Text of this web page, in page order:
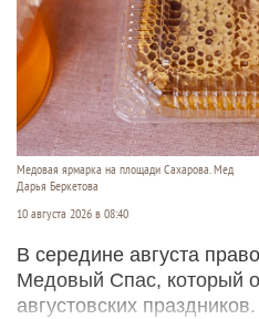
Медовая ярмарка на площади Сахарова. Мед
Дарья Беркетова
10 августа 2026 в 08:40
В середине августа
Медовый Спас, который
августовских